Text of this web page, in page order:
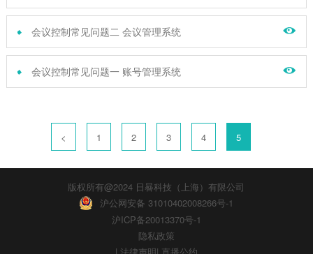
会议控制常见问题二 会议管理系统
会议控制常见问题一 账号管理系统
< 1 2 3 4 5
版权所有@2024 日晷科技（上海）有限公司
沪公网安备 31010402008266号-1
沪ICP备20013370号-1
隐私政策